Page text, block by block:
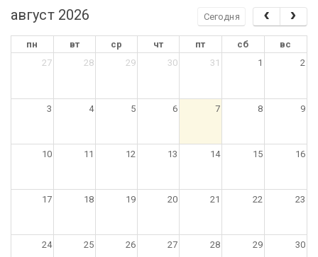
август 2026 Сегодня
пн вт ср чт пт сб
вс
27
28 29 30 31 1 2
3 4 5 6 7 8 9
10 11 12 13 14 15 16
17 18 19 20 21 22 23
24 25 26 27 28 29 30